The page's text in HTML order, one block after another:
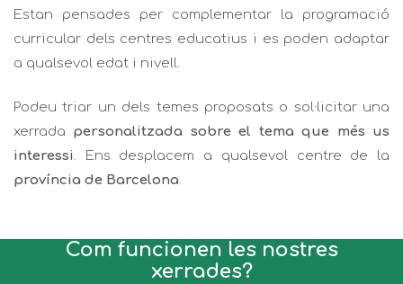
Estan pensades per complementar la programació
curricular dels centres educatius i es poden adaptar
a qualsevol edat i nivell.
Podeu triar un dels temes proposats o sol·licitar una
xerrada personalitzada sobre el tema que més us
interessi. Ens desplacem a qualsevol centre de la
província de Barcelona.
Com funcionen les nostres
xerrades?